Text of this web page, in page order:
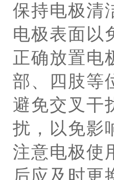
保持电极清
电极表面以
正确放置电
部、四肢等
避免交叉干
扰，以免影
注意电极使
后应及时更